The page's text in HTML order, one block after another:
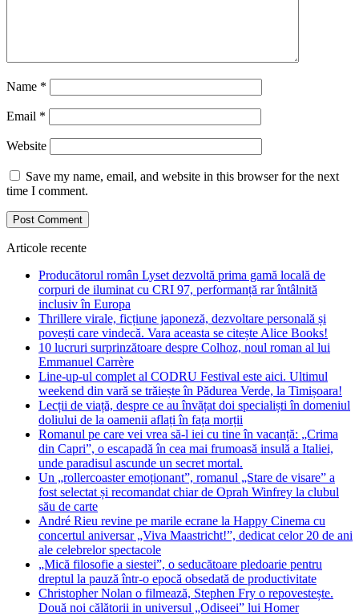
Name *
Email *
Website
Save my name, email, and website in this browser for the next
time I comment.
Articole recente
Producătorul român Lyset dezvoltă prima gamă locală de
corpuri de iluminat cu CRI 97, performanță rar întâlnită
inclusiv în Europa
Thrillere virale, ficțiune japoneză, dezvoltare personală și
povești care vindecă. Vara aceasta se citește Alice Books!
10 lucruri surprinzătoare despre Colhoz, noul roman al lui
Emmanuel Carrère
Line-up-ul complet al CODRU Festival este aici. Ultimul
weekend din vară se trăiește în Pădurea Verde, la Timișoara!
Lecții de viață, despre ce au învățat doi specialiști în domeniul
doliului de la oamenii aflați în fața morții
Romanul pe care vei vrea să-l iei cu tine în vacanță: „Crima
din Capri”, o escapadă în cea mai frumoasă insulă a Italiei,
unde paradisul ascunde un secret mortal.
Un „rollercoaster emoționant”, romanul „Stare de visare” a
fost selectat și recomandat chiar de Oprah Winfrey la clubul
său de carte
André Rieu revine pe marile ecrane la Happy Cinema cu
concertul aniversar „Viva Maastricht!”, dedicat celor 20 de ani
ale celebrelor spectacole
„Mică filosofie a siestei”, o seducătoare pledoarie pentru
dreptul la pauză într-o epocă obsedată de productivitate
Christopher Nolan o filmează, Stephen Fry o repovestește.
Două noi călătorii in universul „Odiseei” lui Homer